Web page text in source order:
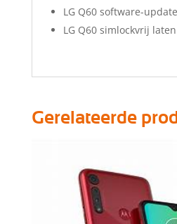
LG Q60 software-
LG Q60 simlockvrij
Gerelateerde